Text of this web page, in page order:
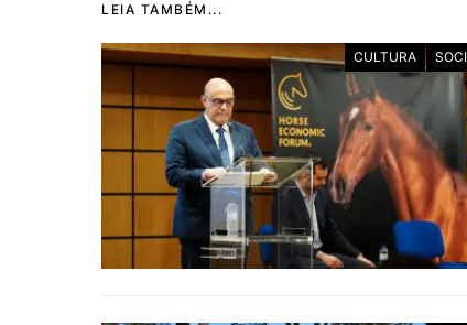
LEIA TAMBÉM...
CULTURA